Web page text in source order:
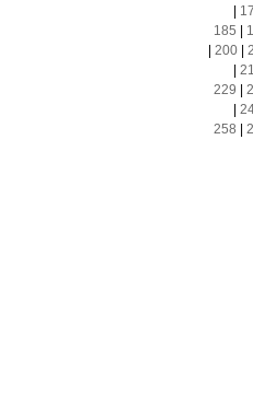
185
200|
229
258